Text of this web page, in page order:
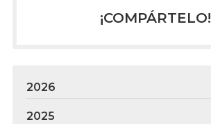
¡COMPÁRTELO!
2026
2025